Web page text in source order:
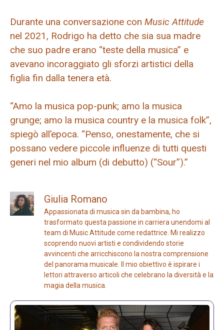
Durante una conversazione con Music Attitude
nel 2021, Rodrigo ha detto che sia sua madre
che suo padre erano “teste della musica” e
avevano incoraggiato gli sforzi artistici della
figlia fin dalla tenera età.
“Amo la musica pop-punk; amo la musica
grunge; amo la musica country e la musica folk”,
spiegò all’epoca. “Penso, onestamente, che si
possano vedere piccole influenze di tutti questi
generi nel mio album (di debutto) (“Sour”).”
Giulia Romano
Appassionata di musica sin da bambina, ho
trasformato questa passione in carriera unendomi al
team di Music Attitude come redattrice. Mi realizzo
scoprendo nuovi artisti e condividendo storie
avvincenti che arricchiscono la nostra comprensione
del panorama musicale. Il mio obiettivo è ispirare i
lettori attraverso articoli che celebrano la diversità e la
magia della musica.